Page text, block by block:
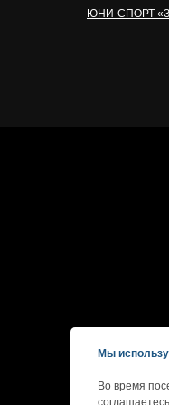
ЮНИ-СПОРТ
Мы
Во время